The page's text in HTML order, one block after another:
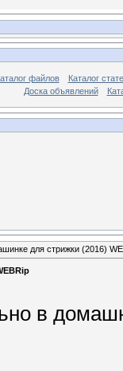
файлов
Каталог
Доска объявлений
для стрижки (2016)
в